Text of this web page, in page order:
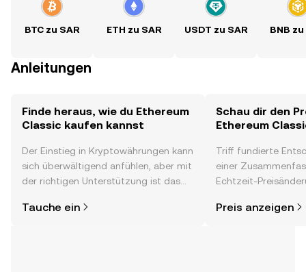
BTC zu SAR ETH zu SAR USDT zu SAR BNB zu
Anleitungen
Finde heraus, wie du Ethereum
Classic kaufen kannst
Der Einstieg in Kryptowährungen kann
sich überwältigend anfühlen, aber mit
der richtigen Unterstützung ist das
direkt in der OKX-App oder hier im
Tauche ein
Schau dir den
Ethereum
Triff fundierte
einer
Echtzeit-
Neuigkeiten und
Preis anzeigen